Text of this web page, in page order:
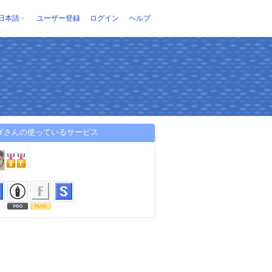
本語 ユーザー登録 ログイン ヘルプ
さんの使っているサービス